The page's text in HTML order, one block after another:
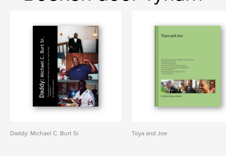
Daddy: Michael C. Burt Sr. Toya and Joe